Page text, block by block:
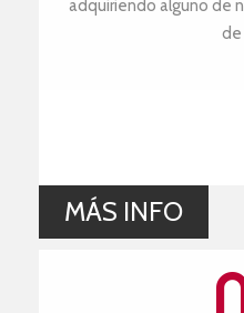
adquiriendo alguno de
de
MÁS INFO